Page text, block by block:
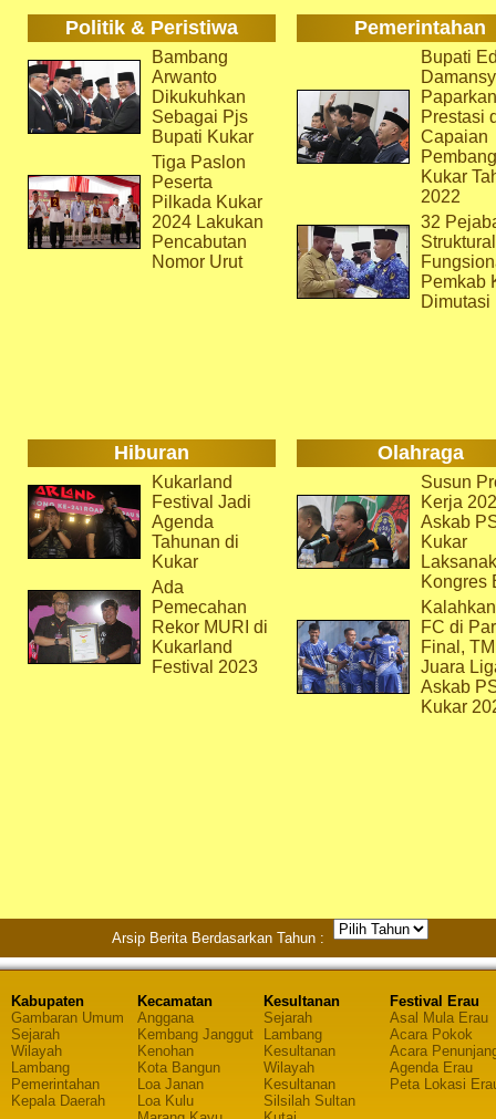
Politik & Peristiwa Pemerintahan
Bambang
Arwanto
Dikukuhkan
Sebagai Pjs
Bupati Kukar
Tiga Paslon
Peserta
Pilkada Kukar
2024 Lakukan
Pencabutan
Nomor Urut
Bupati
Paparkan
Prestasi
Capaian
Kukar
2022
32
Pemkab
Dimutasi
Hiburan Olahraga
Kukarland
Festival Jadi
Agenda
Tahunan di
Kukar
Ada
Pemecahan
Rekor MURI di
Kukarland
Festival 2023
Susun
Kerja
Askab
Kukar
Kongres
FC di
Final,
Juara
Askab
Kukar
Arsip Berita Berdasarkan Tahun :
Kabupaten
Gambaran Umum
Sejarah
Wilayah
Lambang
Pemerintahan
Kepala Daerah
Kecamatan
Anggana
Kembang Janggut
Kenohan
Kota Bangun
Loa Janan
Loa Kulu
Kesultanan
Sejarah
Lambang
Kesultanan
Wilayah
Kesultanan
Silsilah Sultan
Festival Erau
Asal Mula Erau
Acara Pokok
Acara
Agenda Erau
Peta Lokasi